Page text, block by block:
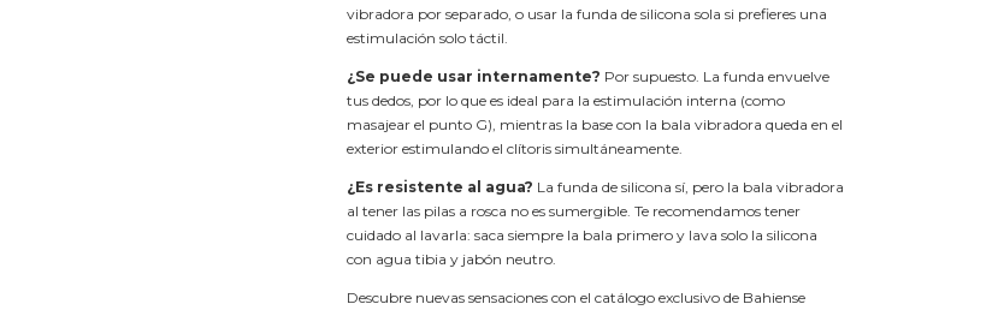
vibradora por separado, o usar la funda de silicona sola si prefieres una
estimulación solo táctil.
¿Se puede usar internamente? Por supuesto. La funda envuelve
tus dedos, por lo que es ideal para la estimulación interna (como
masajear el punto G), mientras la base con la bala vibradora queda en el
exterior estimulando el clítoris simultáneamente.
¿Es resistente al agua? La funda de silicona sí, pero la bala vibradora
al tener las pilas a rosca no es sumergible. Te recomendamos tener
cuidado al lavarla: saca siempre la bala primero y lava solo la silicona
con agua tibia y jabón neutro.
Descubre nuevas sensaciones con el catálogo exclusivo de Bahiense